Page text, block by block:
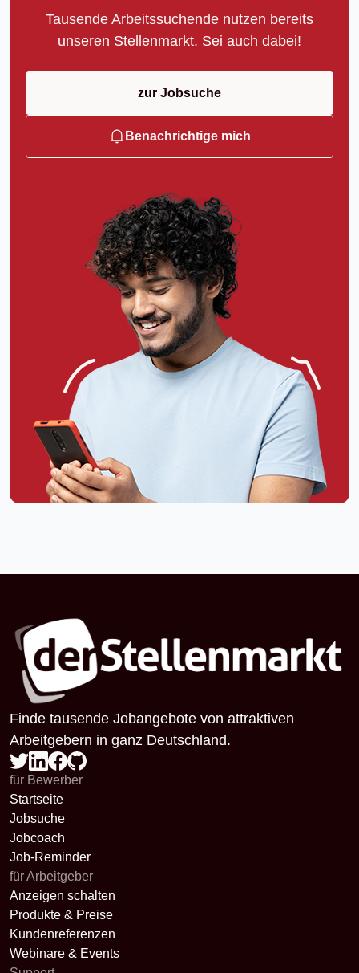
Tausende Arbeitssuchende nutzen bereits
unseren Stellenmarkt. Sei auch dabei!
zur Jobsuche
Benachrichtige mich
Finde tausende Jobangebote von attraktiven
Arbeitgebern in ganz Deutschland.
für Bewerber
Startseite
Jobsuche
Jobcoach
Job-Reminder
für Arbeitgeber
Anzeigen schalten
Produkte & Preise
Kundenreferenzen
Webinare & Events